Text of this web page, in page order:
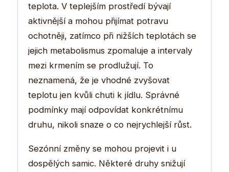
teplota. V teplejším prostředí bývají
aktivnější a mohou přijímat potravu
ochotněji, zatímco při nižších teplotách se
jejich metabolismus zpomaluje a intervaly
mezi krmením se prodlužují. To
neznamená, že je vhodné zvyšovat
teplotu jen kvůli chuti k jídlu. Správné
podmínky mají odpovídat konkrétnímu
druhu, nikoli snaze o co nejrychlejší růst.
Sezónní změny se mohou projevit i u
dospělých samic. Některé druhy snižují